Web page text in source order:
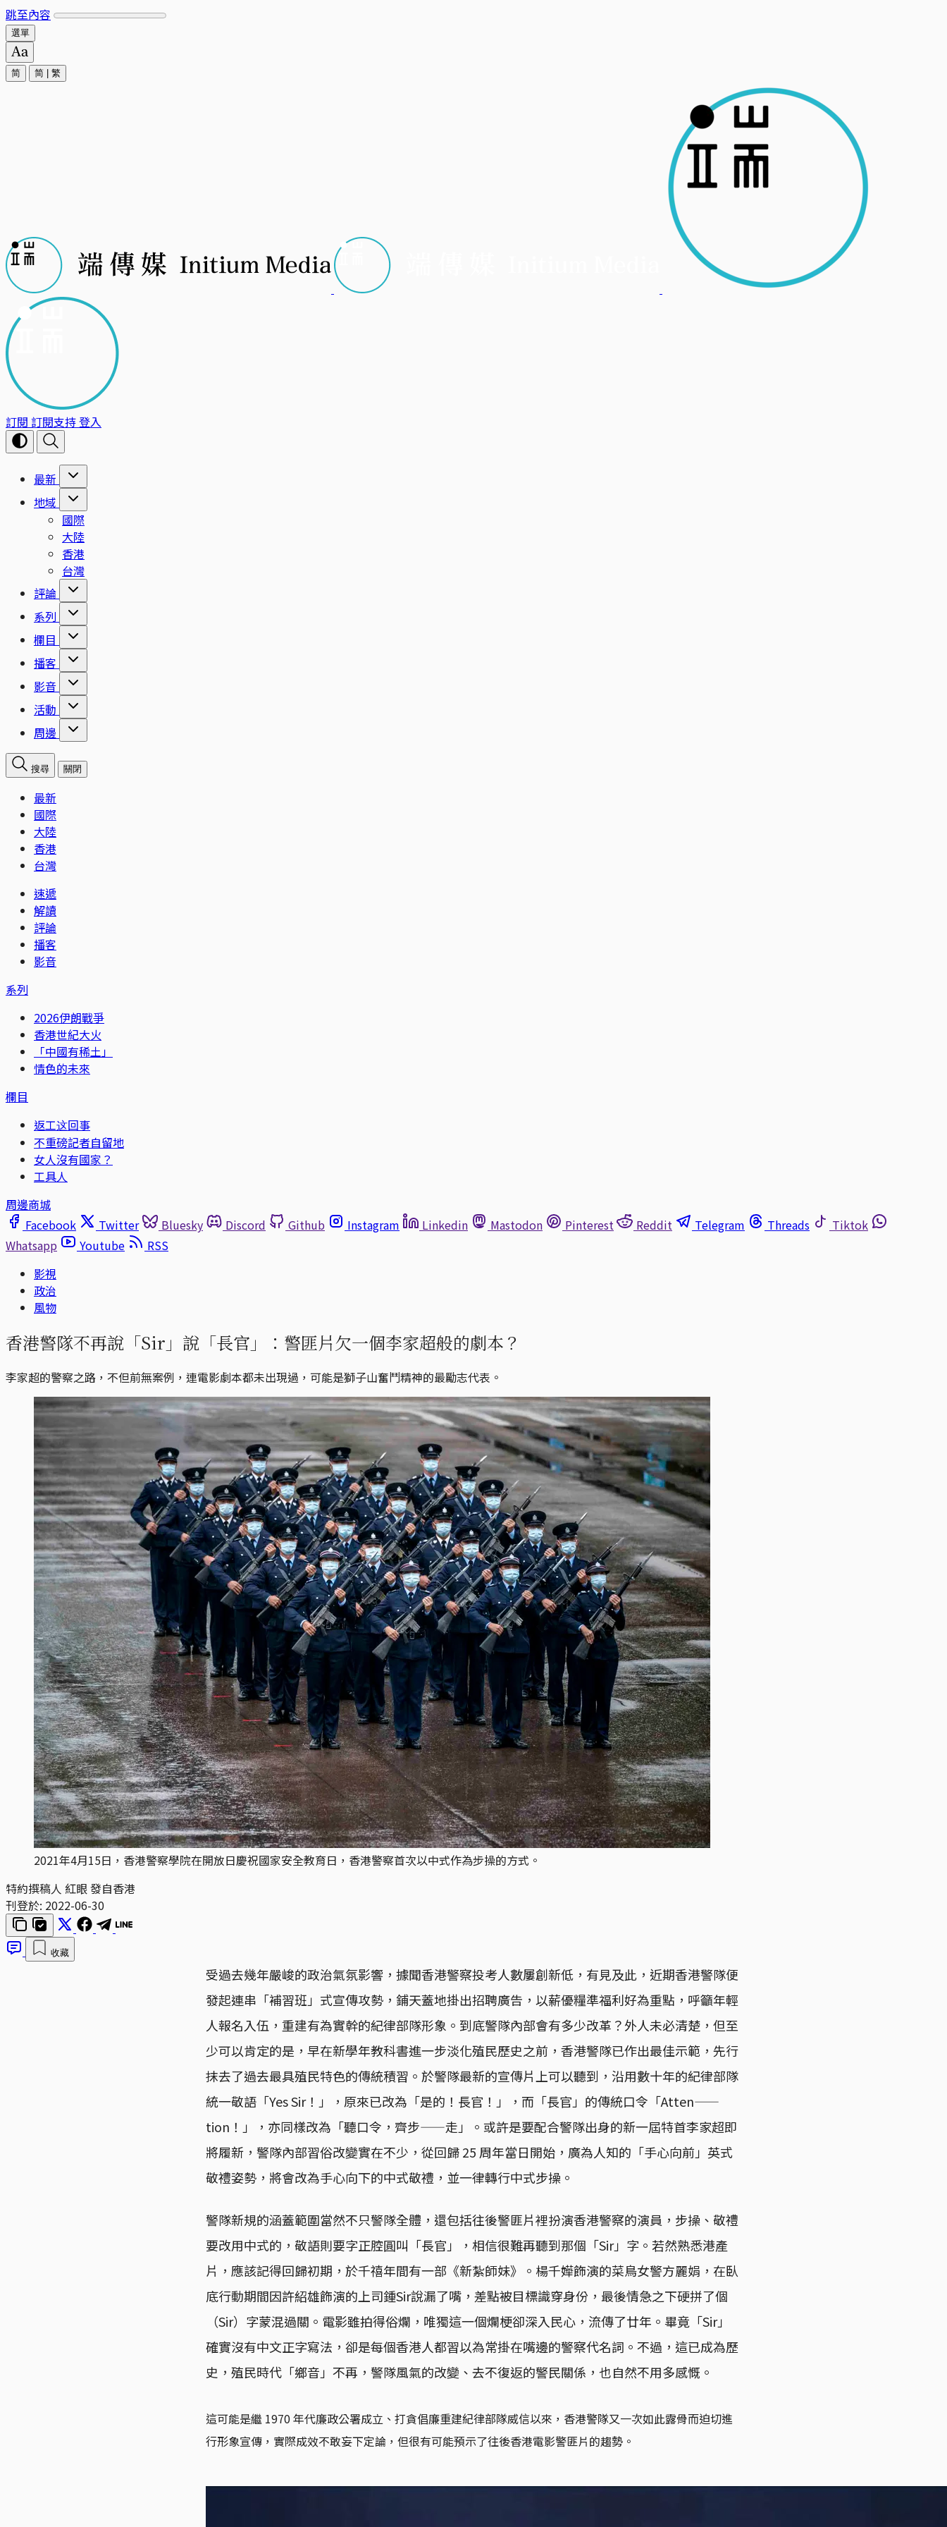
跳至內容
選單
简 简 繁
訂閱 訂閱支持登入
最新
地域
國際
大陸
香港
台灣
評論
系列
欄目
播客
影音
活動
周邊
搜尋 關閉
最新
國際
大陸
香港
台灣
速遞
解讀
評論
播客
影音
系列
2026伊朗戰爭
香港世紀大火
「中國有稀土」
情色的未來
欄目
返工这回事
不重磅記者自留地
女人沒有國家？
工具人
周邊商城
Facebook
Twitter Bluesky Discord Github Instagram Linkedin Mastodon Pinterest Reddit Telegram Threads
Tiktok
Whatsapp
Youtube
RSS
影視
政治
風物
香港警隊不再說「Sir」說「長官」：警匪片欠一個李家超般的劇本？
李家超的警察之路，不但前無案例，連電影劇本都未出現過，可能是獅子山奮鬥精神的最勵志代表。
2021年4月15日，香港警察學院在開放日慶祝國家安全教育日，香港警察首次以中式作為步操的方式。
特約撰稿人 紅眼 發自香港
刊登於: 2022-06-30
收藏
受過去幾年嚴峻的政治氣氛影響，據聞香港警察投考人數屢創新低，有見及此，近期香港警隊便
發起連串「補習班」式宣傳攻勢，鋪天蓋地掛出招聘廣告，以薪優糧準福利好為重點，呼籲年輕
人報名入伍，重建有為實幹的紀律部隊形象。到底警隊內部會有多少改革？外人未必清楚，但至
少可以肯定的是，早在新學年教科書進一步淡化殖民歷史之前，香港警隊已作出最佳示範，先行
抹去了過去最具殖民特色的傳統積習。於警隊最新的宣傳片上可以聽到，沿用數十年的紀律部隊
統一敬語「Yes Sir！」，原來已改為「是的！長官！」，而「長官」的傳統口令「Atten——
tion！」，亦同樣改為「聽口令，齊步——走」。或許是要配合警隊出身的新一屆特首李家超即
將履新，警隊內部習俗改變實在不少，從回歸 25 周年當日開始，廣為人知的「手心向前」英式
敬禮姿勢，將會改為手心向下的中式敬禮，並一律轉行中式步操。
警隊新規的涵蓋範圍當然不只警隊全體，還包括往後警匪片裡扮演香港警察的演員，步操、敬禮
要改用中式的，敬語則要字正腔圓叫「長官」，相信很難再聽到那個「Sir」字。若然熟悉港產
片，應該記得回歸初期，於千禧年間有一部《新紮師妹》。楊千嬅飾演的菜鳥女警方麗娟，在臥
底行動期間因許紹雄飾演的上司鍾Sir說漏了嘴，差點被目標識穿身份，最後情急之下硬拼了個
（Sir）字蒙混過關。電影雖拍得俗爛，唯獨這一個爛梗卻深入民心，流傳了廿年。畢竟「Sir」
確實沒有中文正字寫法，卻是每個香港人都習以為常掛在嘴邊的警察代名詞。不過，這已成為歷
史，殖民時代「鄉音」不再，警隊風氣的改變、去不復返的警民關係，也自然不用多感慨。
這可能是繼 1970 年代廉政公署成立、打貪倡廉重建紀律部隊威信以來，香港警隊又一次如此露骨而迫切進
行形象宣傳，實際成效不敢妄下定論，但很有可能預示了往後香港電影警匪片的趨勢。